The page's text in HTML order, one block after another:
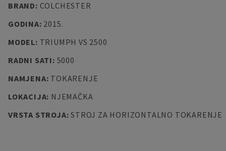
BRAND: COLCHESTER
GODINA: 2015.
MODEL: TRIUMPH VS 2500
RADNI SATI: 5000
NAMJENA: TOKARENJE
LOKACIJA: NJEMAČKA
VRSTA STROJA:STROJ ZA HORIZONTALNO TOKARENJE